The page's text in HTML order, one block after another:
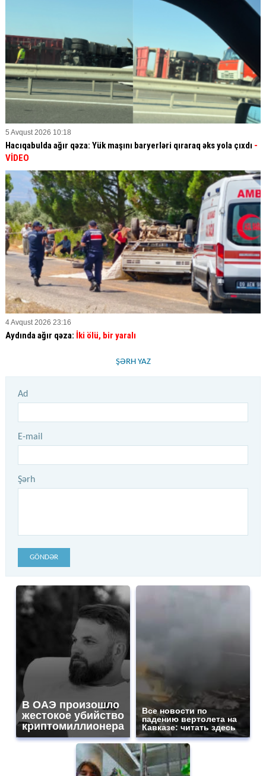
5 Avqust 2026 10:18
Hacıqabulda ağır qəza: Yük maşını baryerləri qıraraq əks yola çıxdı -
VİDEO
4 Avqust 2026 23:16
Aydında ağır qəza: İki ölü, bir yaralı
ŞƏRH YAZ
Ad
E-mail
Şərh
GÖNDƏR
В ОАЭ произошло
жестокое убийство
криптомиллионера
Все новости по
падению вертолета на
Кавказе: читать здесь